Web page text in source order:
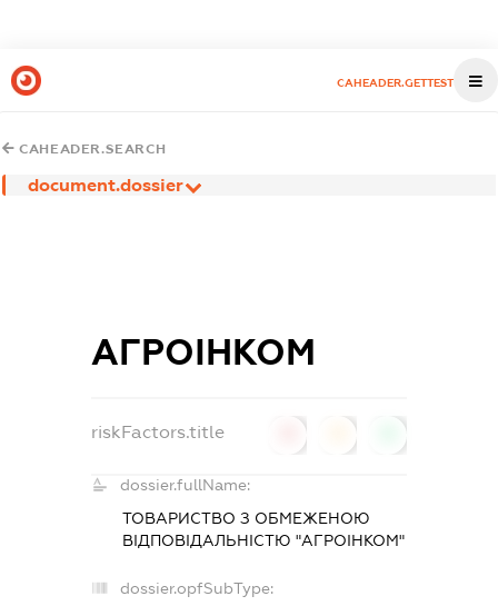
CAHEADER.GETTEST
CAHEADER.SEARCH
document.dossier
АГРОІНКОМ
riskFactors.title
dossier.fullName:
ТОВАРИСТВО З ОБМЕЖЕНОЮ
ВІДПОВІДАЛЬНІСТЮ "АГРОІНКОМ"
dossier.opfSubType: